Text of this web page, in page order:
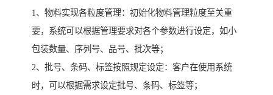
1、物料实现各粒度管理：初始化物料管理粒度至关重
要，系统可以根据管理要求对各个参数进行设定，如小
包装数量、序列号、品号、批次等；
2、批号、条码、标签按照规定设定：客户在使用系统
时，可以根据需求设定批号、条码、标签等；